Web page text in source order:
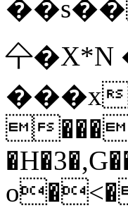
��s��
㐃
���x
